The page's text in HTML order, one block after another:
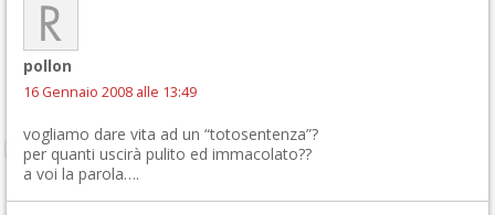
pollon
16 Gennaio 2008 alle 13:49
vogliamo dare vita ad un “totosentenza”?
per quanti uscirà pulito ed immacolato??
a voi la parola….